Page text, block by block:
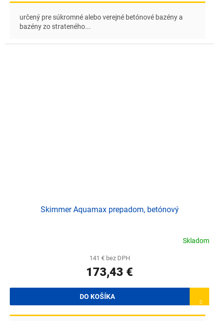
určený pre súkromné alebo verejné betónové bazény a
bazény zo strateného...
Skimmer Aquamax prepadom, betónový
Skladom
141 € bez DPH
173,43 €
DO KOŠÍKA